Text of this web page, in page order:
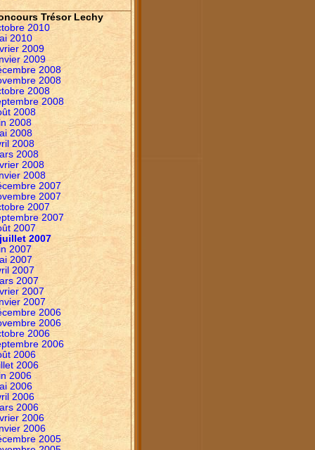
Trésor Lechy
2010
2010
2009
2009
2008
2008
2008
2008
2008
2008
2008
2008
2008
2008
2008
2007
2007
2007
2007
2007
juillet 2007
2007
2007
2007
2007
2007
2007
2006
2006
2006
2006
2006
2006
2006
2006
2006
2006
2006
2006
2005